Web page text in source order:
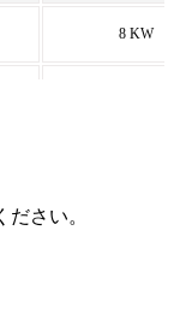
8 KW
さい。